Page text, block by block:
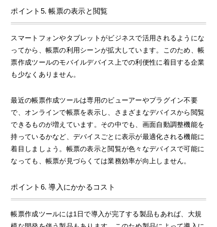
ポイント5. 帳票の表示と閲覧
スマートフォンやタブレットがビジネスで活用されるようにな
ってから、帳票の利用シーンが拡大しています。このため、帳
票作成ツールのモバイルデバイス上での利便性に着目する企業
も少なくありません。
最近の帳票作成ツールは専用のビューアーやプラグイン不要
で、オンラインで帳票を表示し、さまざまなデバイスから閲覧
できるものが増えています。その中でも、画面自動調整機能を
持っているかなど、デバイスごとに表示が最適化される機能に
着目しましょう。帳票の表示と閲覧が色々なデバイスで可能に
なっても、帳票が見づらくては業務効率が向上しません。
ポイント6. 導入にかかるコスト
帳票作成ツールには1日で導入が完了する製品もあれば、大規